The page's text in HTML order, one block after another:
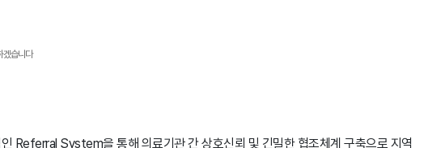
겠습니다
Referral System을 통해 의료기관 간 상호신뢰 및 긴밀한 협조체계 구축으로 지역